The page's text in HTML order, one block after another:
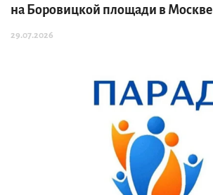
на Боровицкой площади в Москве
29.07.2026